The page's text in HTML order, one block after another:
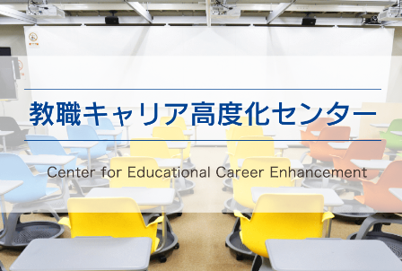
学校ボランティア
学び続ける教員へのメッセージ（講演会等）
京都府・京都市との連携講座
これまでの取組
度
化
セ
ン
タ
育
創
生
ー
ョ
ル
セ
ン
タ